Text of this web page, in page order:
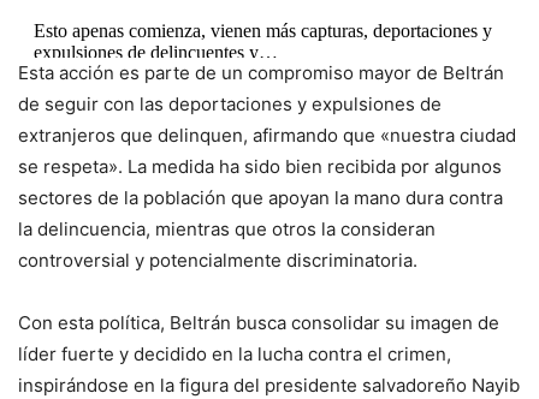
Esto apenas comienza, vienen más capturas, deportaciones y
expulsiones de delincuentes y…
pic.twitter.com/xN5EawCCkc
— Jaime Andrés Beltrán (@soyjaimeandres)May 22,
2024
Esta acción es parte de un compromiso mayor de Beltrán
de seguir con las deportaciones y expulsiones de
extranjeros que delinquen, afirmando que «nuestra ciudad
se respeta». La medida ha sido bien recibida por algunos
sectores de la población que apoyan la mano dura contra
la delincuencia, mientras que otros la consideran
controversial y potencialmente discriminatoria.
Con esta política, Beltrán busca consolidar su imagen de
líder fuerte y decidido en la lucha contra el crimen,
inspirándose en la figura del presidente salvadoreño Nayib